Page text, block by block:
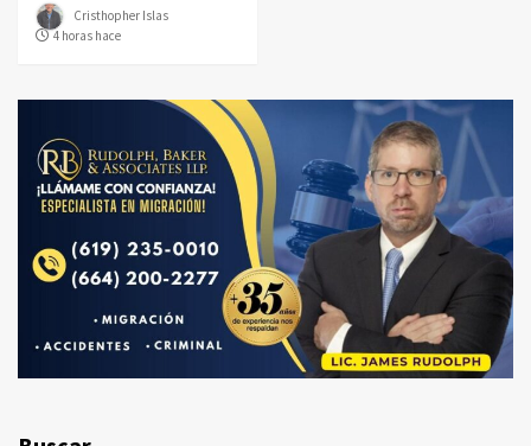
Cristhopher Islas
4 horas hace